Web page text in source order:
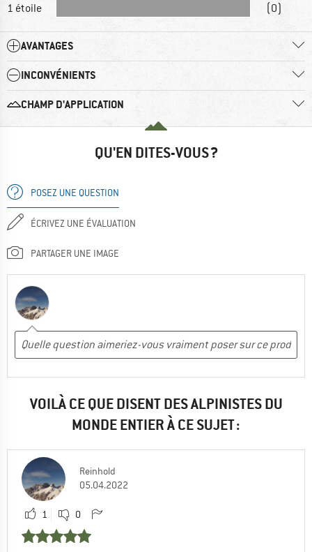
1 étoile (0)
AVANTAGES
INCONVÉNIENTS
CHAMP D'APPLICATION
QU'EN DITES-VOUS ?
POSEZ UNE QUESTION
ÉCRIVEZ UNE ÉVALUATION
PARTAGER UNE IMAGE
VOILÀ CE QUE DISENT DES ALPINISTES DU
MONDE ENTIER À CE SUJET :
Reinhold
05.04.2022
1 0